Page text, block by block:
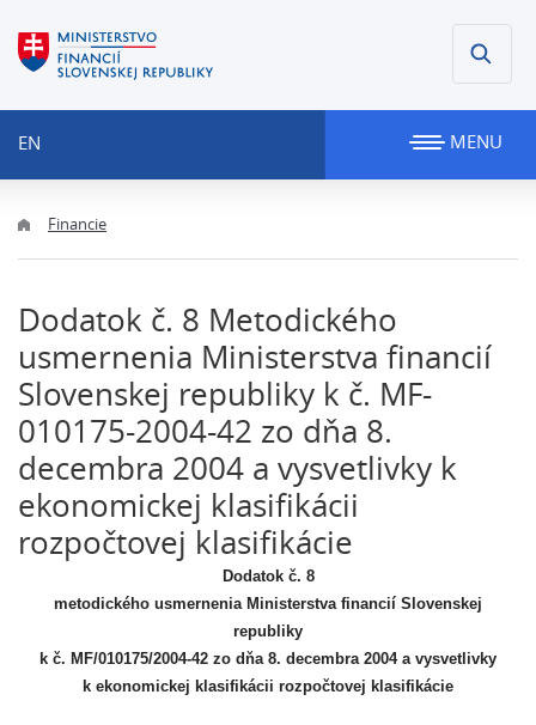
EN MENU
Financie
Dodatok č. 8 Metodického
usmernenia Ministerstva financií
Slovenskej republiky k č. MF-
010175-2004-42 zo dňa 8.
decembra 2004 a vysvetlivky k
ekonomickej klasifikácii
rozpočtovej klasifikácie
Dodatok č. 8
metodického usmernenia Ministerstva financií Slovenskej
republiky
k č. MF/010175/2004-42 zo dňa 8. decembra 2004 a vysvetlivky
k ekonomickej klasifikácii rozpočtovej klasifikácie